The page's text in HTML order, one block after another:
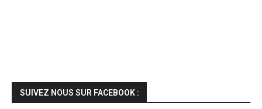
SUIVEZ NOUS SUR FACEBOOK :